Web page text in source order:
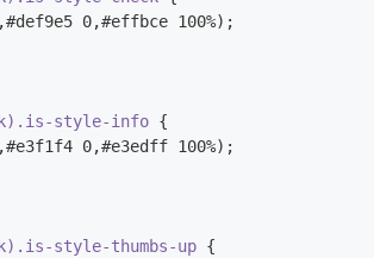
0,#effbce 100%);
style-info {
0,#e3edff 100%);
style-thumbs-up {